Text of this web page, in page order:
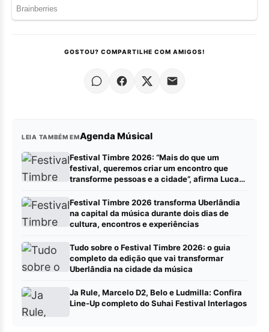
GOSTOU? COMPARTILHE COM AMIGOS!
LEIA TAMBÉM EMAgenda Músical
Festival Timbre 2026: “Mais do que um
festival, queremos criar um encontro que
transforme pessoas e a cidade”, afirma Lucas
Festival Timbre 2026 transforma Uberlândia
na capital da música durante dois dias de
cultura, encontros e experiências
Tudo sobre o Festival Timbre 2026: o guia
completo da edição que vai transformar
Uberlândia na cidade da música
Ja Rule, Marcelo D2, Belo e Ludmilla: Confira
Line-Up completo do Suhai Festival Interlagos